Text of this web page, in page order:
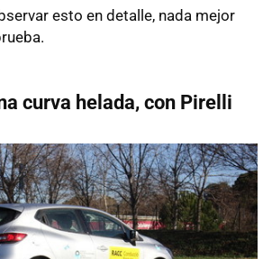
esto en detalle, nada mejor
curva helada, con Pirelli